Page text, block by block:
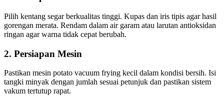
Pilih kentang segar berkualitas tinggi. Kupas dan iris tipis agar hasil
gorengan merata. Rendam dalam air garam atau larutan antioksidan
ringan agar warna tidak cepat berubah.
2. Persiapan Mesin
Pastikan mesin potato vacuum frying kecil dalam kondisi bersih. Isi
tangki minyak dengan jumlah sesuai petunjuk dan pastikan sistem
vakum tertutup rapat.